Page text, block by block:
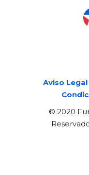
Aviso Legal
© 2020